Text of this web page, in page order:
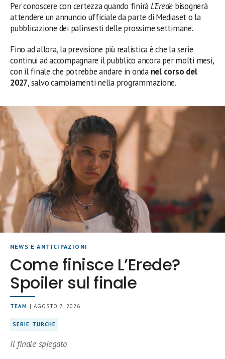
Per conoscere con certezza quando finiràL’Erede bisognerà
attendere un annuncio ufficiale da parte di Mediaset o la
pubblicazione dei palinsesti delle prossime settimane.
Fino ad allora, la previsione più realistica è che la serie
continui ad accompagnare il pubblico ancora per molti mesi,
con il finale che potrebbe andare in onda nel corso del
2027, salvo cambiamenti nella programmazione.
NEWS E ANTICIPAZIONI
Come finisce L’Erede?
Spoiler sul finale
TEAM | AGOSTO 7, 2026
SERIE TURCHE
Il finale spiegato